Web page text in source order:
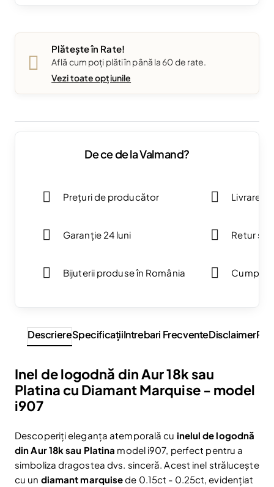
Plătește în Rate!
Află cum poți plăti în până la 60 de rate.
Vezi toate opțiunile
De ce de la Valmand?
Prețuri de producător
Garanție 24 luni
Bijuterii produse în România
Livrare
Retur
DescriereSpecificaţiiIntrebari FrecventeDisclaimer
Inel de logodnă din Aur 18k sau
Platina cu Diamant Marquise - model
i907
Descoperiți eleganța atemporală cu inelul de logodnă
din Aur 18k sau Platina model i907, perfect pentru a
simboliza dragostea dvs. sinceră. Acest inel strălucește
cu un diamant marquisede 0.15ct - 0.25ct, evidențiat